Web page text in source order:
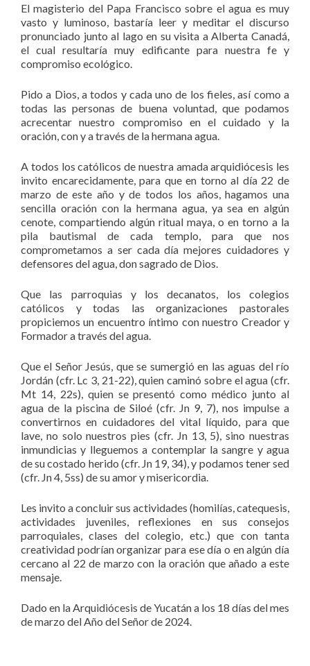
El magisterio del Papa Francisco sobre el agua es muy
vasto y luminoso, bastaría leer y meditar el discurso
pronunciado junto al lago en su visita a Alberta Canadá,
el cual resultaría muy edificante para nuestra fe y
compromiso ecológico.
Pido a Dios, a todos y cada uno de los fieles, así como a
todas las personas de buena voluntad, que podamos
acrecentar nuestro compromiso en el cuidado y la
oración, con y a través de la hermana agua.
A todos los católicos de nuestra amada arquidiócesis les
invito encarecidamente, para que en torno al día 22 de
marzo de este año y de todos los años, hagamos una
sencilla oración con la hermana agua, ya sea en algún
cenote, compartiendo algún ritual maya, o en torno a la
pila bautismal de cada templo, para que nos
comprometamos a ser cada día mejores cuidadores y
defensores del agua, don sagrado de Dios.
Que las parroquias y los decanatos, los colegios
católicos y todas las organizaciones pastorales
propiciemos un encuentro íntimo con nuestro Creador y
Formador a través del agua.
Que el Señor Jesús, que se sumergió en las aguas del río
Jordán (cfr. Lc 3, 21-22), quien caminó sobre el agua (cfr.
Mt 14, 22s), quien se presentó como médico junto al
agua de la piscina de Siloé (cfr. Jn 9, 7), nos impulse a
convertirnos en cuidadores del vital líquido, para que
lave, no solo nuestros pies (cfr. Jn 13, 5), sino nuestras
inmundicias y lleguemos a contemplar la sangre y agua
de su costado herido (cfr. Jn 19, 34), y podamos tener sed
(cfr. Jn 4, 5ss) de su amor y misericordia.
Les invito a concluir sus actividades (homilías, catequesis,
actividades juveniles, reflexiones en sus consejos
parroquiales, clases del colegio, etc.) que con tanta
creatividad podrían organizar para ese día o en algún día
cercano al 22 de marzo con la oración que añado a este
mensaje.
Dado en la Arquidiócesis de Yucatán a los 18 días del mes
de marzo del Año del Señor de 2024.